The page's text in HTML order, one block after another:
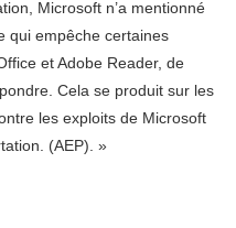
Microsoft n’a mentionné
qui empêche certaines
et Adobe Reader, de
Cela se produit sur les
les exploits de Microsoft
(AEP). »